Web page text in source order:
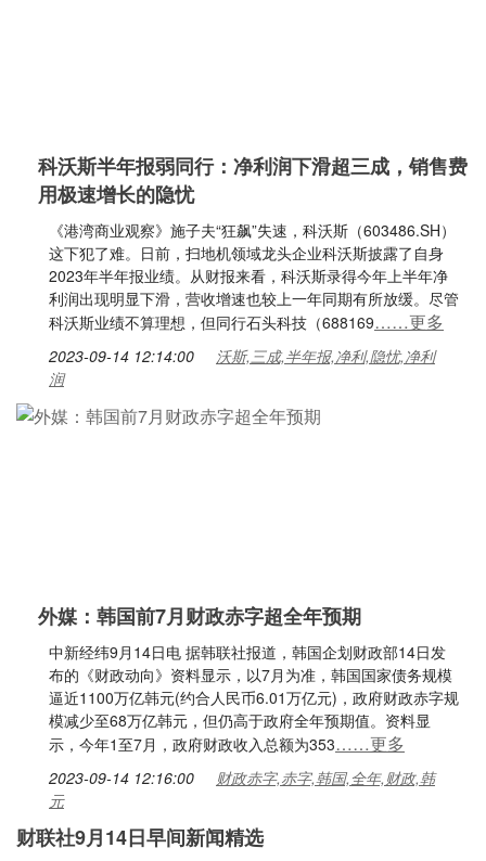
科沃斯半年报弱同行：净利润下滑超三成，销售费
用极速增长的隐忧
《港湾商业观察》施子夫“狂飙”失速，科沃斯（603486.SH）
这下犯了难。日前，扫地机领域龙头企业科沃斯披露了自身
2023年半年报业绩。从财报来看，科沃斯录得今年上半年净
利润出现明显下滑，营收增速也较上一年同期有所放缓。尽管
科沃斯业绩不算理想，但同行石头科技（688169……更多
2023-09-14 12:14:00
沃斯,三成,半年报,净利,隐忧,净利
润
外媒：韩国前7月财政赤字超全年预期
中新经纬9月14日电 据韩联社报道，韩国企划财政部14日发
布的《财政动向》资料显示，以7月为准，韩国国家债务规模
逼近1100万亿韩元(约合人民币6.01万亿元)，政府财政赤字规
模减少至68万亿韩元，但仍高于政府全年预期值。资料显
示，今年1至7月，政府财政收入总额为353……更多
2023-09-14 12:16:00
财政赤字,赤字,韩国,全年,财政,韩
元
财联社9月14日早间新闻精选